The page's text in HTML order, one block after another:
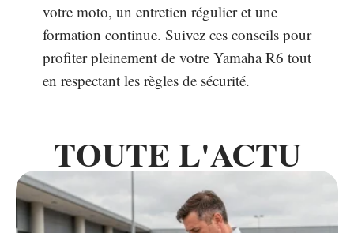
votre moto, un entretien régulier et une
formation continue. Suivez ces conseils pour
profiter pleinement de votre Yamaha R6 tout
en respectant les règles de sécurité.
TOUTE L'ACTU